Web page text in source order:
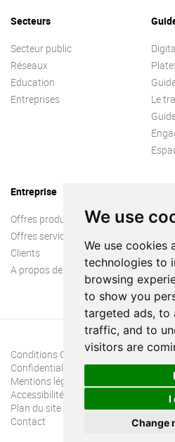
We use
We use cookies
technologies to
browsing
to show you
targeted ads, to
traffic, and to
visitors are
I
Change
Secteurs
Secteur public
Réseaux
Education
Entreprises
Le
Entreprise
Offres produit
Offres services
Clients
A propos de nous
Conditions Générales
Confidentialité
Mentions légales
Accessibilité
Plan du site
Contact